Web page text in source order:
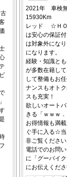
2021年 車検
15930Km
レッド ☆ＨＯ
は安心の保証
は対象外にな
になります。
経験・知識と
が多数在籍し
して整備もお
ナンスもオト
スも充実！
欲しいオート
きる「ｗｗｗ
お得情報も満
ぐ手に入る☆
非ご覧ください
電話でのお問
に「グーバイ
にお伝えくださ